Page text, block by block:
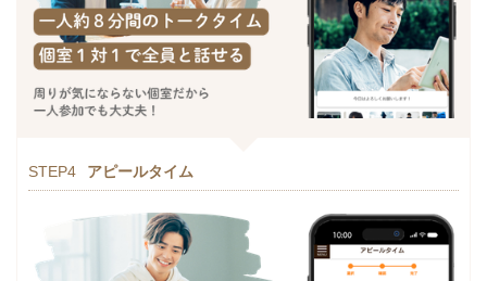
STEP4 アピールタイム